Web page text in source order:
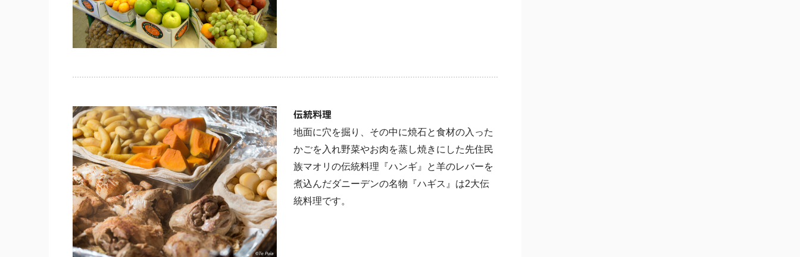
伝統料理
地面に穴を掘り、その中に焼石と食材の入った
かごを入れ野菜やお肉を蒸し焼きにした先住民
族マオリの伝統料理『ハンギ』と羊のレバーを
煮込んだダニーデンの名物『ハギス』は2大伝
統料理です。